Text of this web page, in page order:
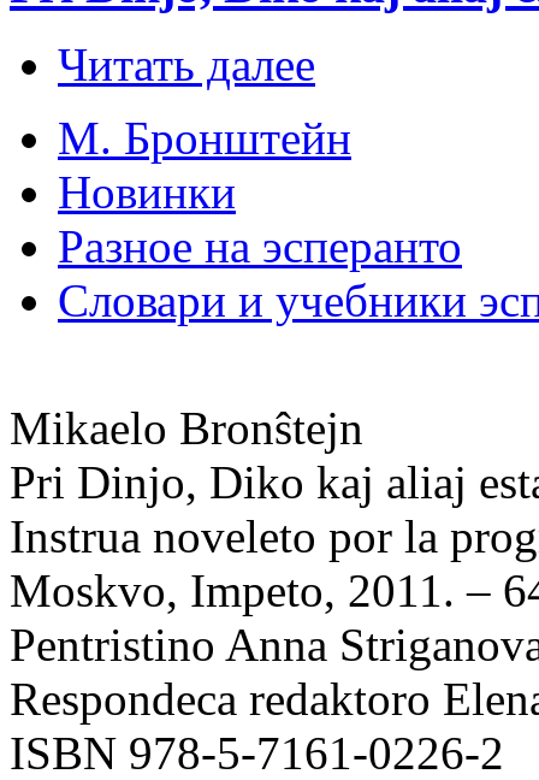
Читать далее
М. Бронштейн
Новинки
Разное на эсперанто
Словари и учебники
Mikaelo Bronŝtejn
Pri Dinjo, Diko kaj aliaj
Instrua noveleto por la
Moskvo, Impeto, 2011. –
Pentristino Anna
Respondeca redaktoro
ISBN 978-5-7161-0226-2